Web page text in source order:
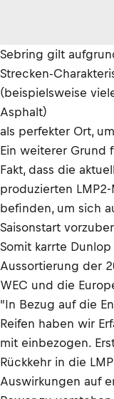
Sebring gilt
Strecken-
(beispielsweise
Asphalt)
als perfekter Ort,
Ein weiterer Grund
Fakt, dass die
produzierten
befinden, um sich
Saisonstart
Somit karrte
Aussortierung der
WEC und die
"In Bezug auf die
Reifen haben wir
mit einbezogen.
Rückkehr in die
Auswirkungen auf